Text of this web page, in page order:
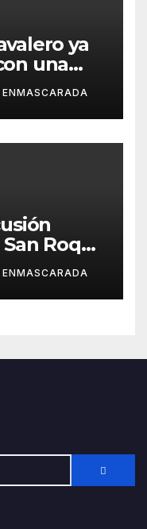
ya
una
de
ENMASCARADA
Roque
a todos
ENMASCARADA